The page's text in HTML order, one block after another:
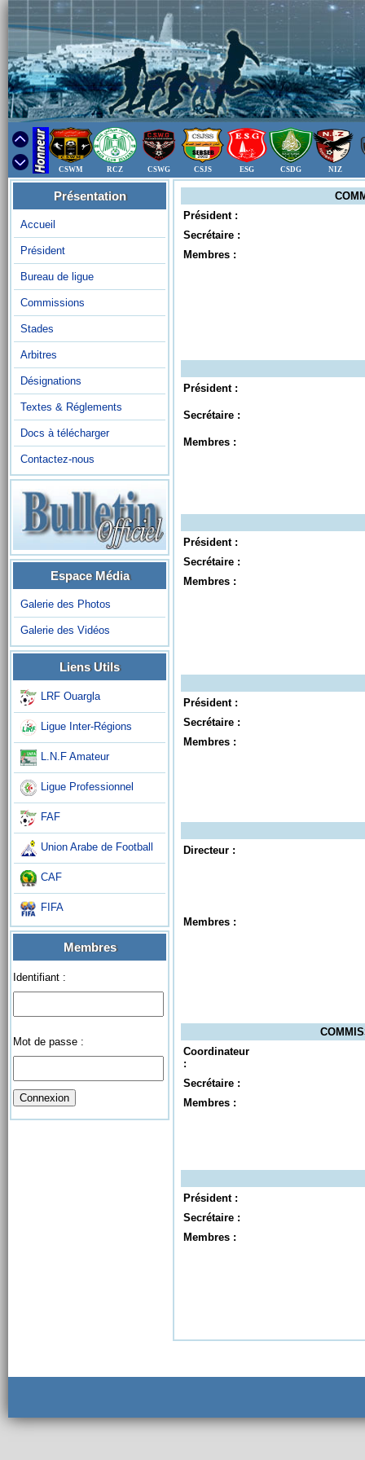
CSWM RCZ CSWG CSJS ESG CSDG NIZ
Présentation
Accueil
Président
Bureau de ligue
Commissions
Stades
Arbitres
Désignations
Textes & Réglements
Docs à télécharger
Contactez-nous
Espace Média
Galerie des Photos
Galerie des Vidéos
Liens Utils
LRF Ouargla
Ligue Inter-Régions
L.N.F Amateur
Ligue Professionnel
FAF
Union Arabe de Football
CAF
FIFA
Membres
Identifiant :
Mot de passe :
Président :
Secrétaire :
Membres :
Président :
Secrétaire :
Membres :
Président :
Secrétaire :
Membres :
Président :
Secrétaire :
Membres :
Directeur :
Membres :
Coordinateur
:
Secrétaire :
Membres :
Président :
Secrétaire :
Membres :